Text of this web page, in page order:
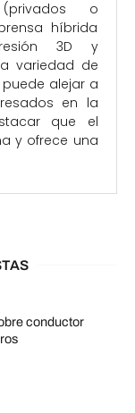
o
híbrida
3D y
variedad de
alejar a
​​en la
que el
y ofrece una
conductor